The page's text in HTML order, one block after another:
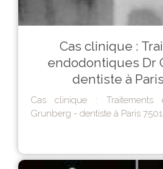
Cas clinique :
endodontiques Dr
dentiste à
Cas clinique : Traitements
Grunberg - dentiste à Paris